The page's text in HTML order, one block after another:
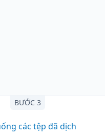
BƯỚC 3
các tệp đã dịch